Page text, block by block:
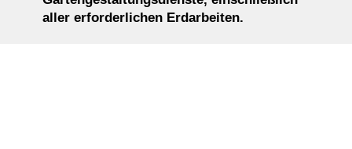
aller erforderlichen Erdarbeiten.